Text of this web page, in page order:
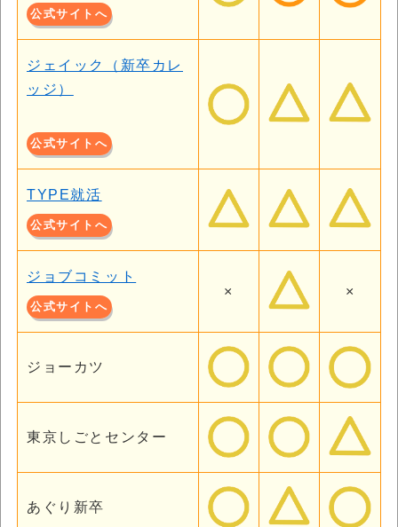
公式サイトへ
ジェイック（新卒カレ
ッジ）
公式サイトへ
TYPE就活
公式サイトへ
ジョブコミット
公式サイトへ
× ×
ジョーカツ
東京しごとセンター
あぐり新卒